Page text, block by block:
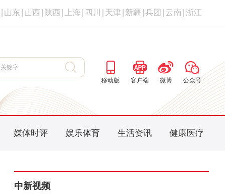
山东 山西 陕西 上海 四川 天津 新疆 兵团 云南 浙江
移动版 客户端 微博 公众号
媒体时评 娱乐体育 生活资讯 健康医疗
中新视频